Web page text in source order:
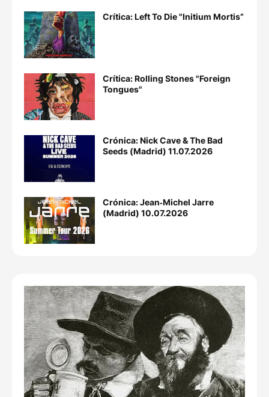
Crítica: Left To Die "Initium Mortis”
Crítica: Rolling Stones "Foreign
Tongues"
Crónica: Nick Cave & The Bad
Seeds (Madrid) 11.07.2026
Crónica: Jean‐Michel Jarre
(Madrid) 10.07.2026